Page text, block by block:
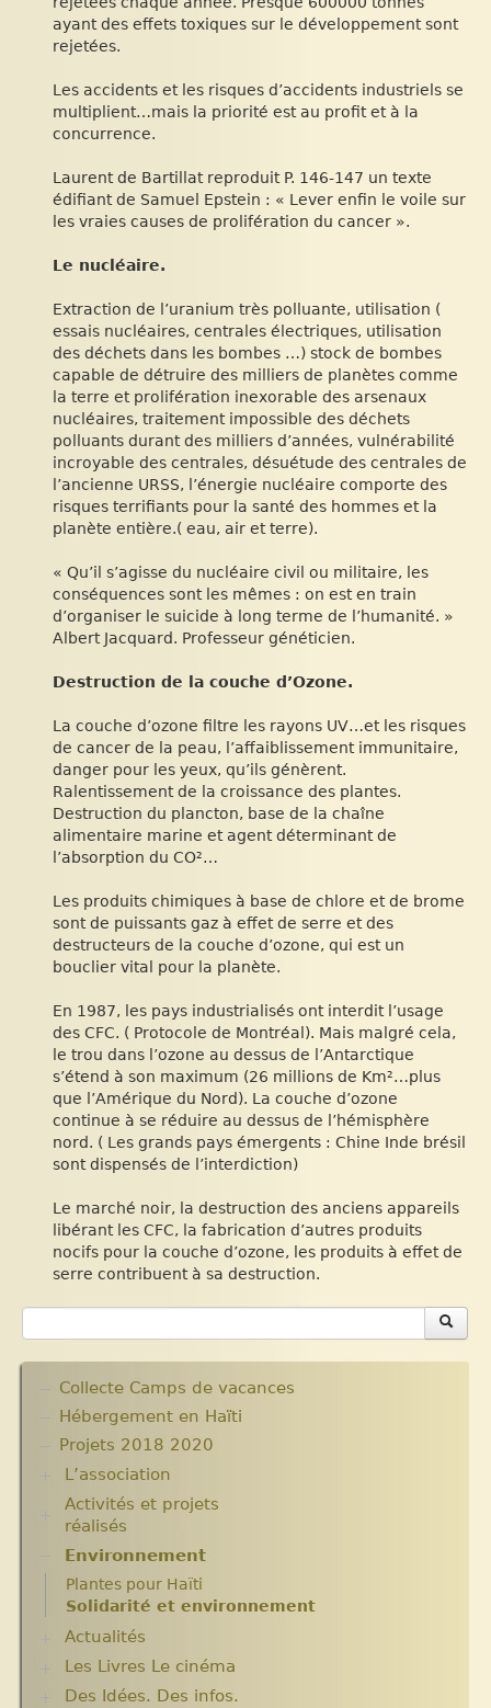
ayant des effets toxiques sur le développement sont
rejetées.
Les accidents et les risques d’accidents industriels se
multiplient…mais la priorité est au profit et à la
concurrence.
Laurent de Bartillat reproduit P. 146-147 un texte
édifiant de Samuel Epstein : « Lever enfin le voile sur
les vraies causes de prolifération du cancer ».
Le nucléaire.
Extraction de l’uranium très polluante, utilisation (
essais nucléaires, centrales électriques, utilisation
des déchets dans les bombes …) stock de bombes
capable de détruire des milliers de planètes comme
la terre et prolifération inexorable des arsenaux
nucléaires, traitement impossible des déchets
polluants durant des milliers d’années, vulnérabilité
incroyable des centrales, désuétude des centrales de
l’ancienne URSS, l’énergie nucléaire comporte des
risques terrifiants pour la santé des hommes et la
planète entière.( eau, air et terre).
« Qu’il s’agisse du nucléaire civil ou militaire, les
conséquences sont les mêmes : on est en train
d’organiser le suicide à long terme de l’humanité. »
Albert Jacquard. Professeur généticien.
Destruction de la couche d’Ozone.
La couche d’ozone filtre les rayons UV…et les risques
de cancer de la peau, l’affaiblissement immunitaire,
danger pour les yeux, qu’ils génèrent.
Ralentissement de la croissance des plantes.
Destruction du plancton, base de la chaîne
alimentaire marine et agent déterminant de
l’absorption du CO²…
Les produits chimiques à base de chlore et de brome
sont de puissants gaz à effet de serre et des
destructeurs de la couche d’ozone, qui est un
bouclier vital pour la planète.
En 1987, les pays industrialisés ont interdit l’usage
des CFC. ( Protocole de Montréal). Mais malgré cela,
le trou dans l’ozone au dessus de l’Antarctique
s’étend à son maximum (26 millions de Km²…plus
que l’Amérique du Nord). La couche d’ozone
continue à se réduire au dessus de l’hémisphère
nord. ( Les grands pays émergents : Chine Inde brésil
sont dispensés de l’interdiction)
Le marché noir, la destruction des anciens appareils
libérant les CFC, la fabrication d’autres produits
nocifs pour la couche d’ozone, les produits à effet de
serre contribuent à sa destruction.
Collecte Camps de vacances
Hébergement en Haïti
Projets 2018 2020
L’association
Assemblées Générales
Nos partenaires.
Activités et projets
réalisés
Ecole Massawist. Verrettes. Agrandissement et
modernisation.
Expositions
Aide en nature : Containers
Années 2010 2012
Projets et bilans années 2013 / 2014
Environnement
Plantes pour Haïti
Solidarité et environnement
Actualités
Chroniques du séjour Août 2017
Chroniques du séjour Juillet 2016
Les Livres Le cinéma
Critiques et notes de lecture
Des Idées. Des infos.